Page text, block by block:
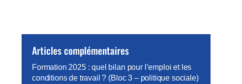
Articles complémentaires
Formation 2025 : quel bilan pour l’emploi et les
conditions de travail ? (Bloc 3 – politique sociale)